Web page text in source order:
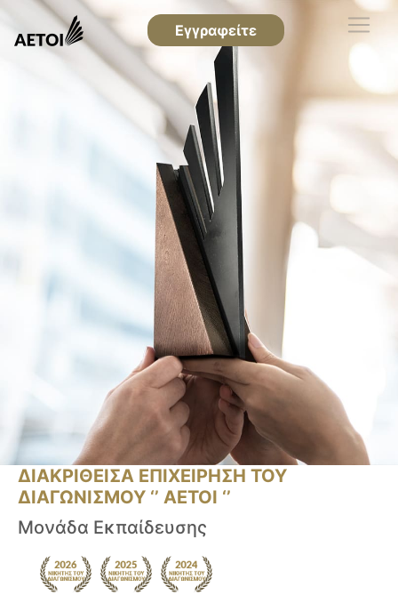
Εγγραφείτε
ΔΙΑΚΡΙΘΕΙΣΑ ΕΠΙΧΕΙΡΗΣΗ ΤΟΥ
ΔΙΑΓΩΝΙΣΜΟΥ ‘’ ΑΕΤΟΙ ‘’
Μονάδα Εκπαίδευσης